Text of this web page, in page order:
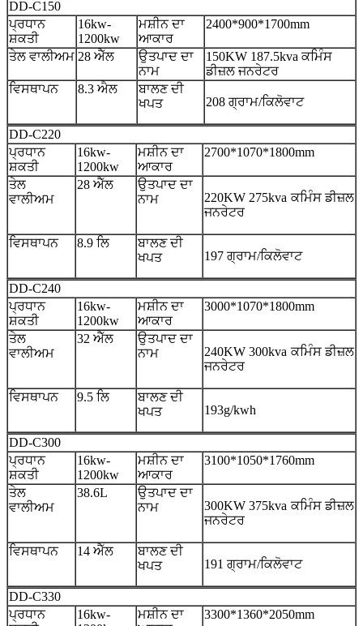
DD-C150
ਪ੍ਰਧਾਨ
ਸ਼ਕਤੀ
16kw-
1200kw
ਮਸ਼ੀਨ ਦਾ
ਆਕਾਰ
2400*900*1700mm
ਤੇਲ ਵਾਲੀਅਮ 28 ਐੱਲ
ਉਤਪਾਦ ਦਾ
ਨਾਮ
150KW 187.5kva ਕਮਿੰਸ
ਡੀਜ਼ਲ ਜਨਰੇਟਰ
ਵਿਸਥਾਪਨ
8.3 ਐਲ
ਬਾਲਣ ਦੀ
ਖਪਤ
208 ਗ੍ਰਾਮ/ਕਿਲੋਵਾਟ
DD-C220
ਪ੍ਰਧਾਨ
ਸ਼ਕਤੀ
16kw-
1200kw
ਮਸ਼ੀਨ ਦਾ
ਆਕਾਰ
2700*1070*1800mm
ਤੇਲ
ਵਾਲੀਅਮ
28 ਐੱਲ
ਉਤਪਾਦ ਦਾ
ਨਾਮ
220KW 275kva ਕਮਿੰਸ ਡੀਜ਼ਲ
ਜਨਰੇਟਰ
ਵਿਸਥਾਪਨ 8.9 ਲਿ
ਬਾਲਣ ਦੀ
ਖਪਤ
197 ਗ੍ਰਾਮ/ਕਿਲੋਵਾਟ
DD-C240
ਪ੍ਰਧਾਨ
ਸ਼ਕਤੀ
16kw-
1200kw
ਮਸ਼ੀਨ ਦਾ
ਆਕਾਰ
3000*1070*1800mm
ਤੇਲ
ਵਾਲੀਅਮ
32 ਐੱਲ
ਉਤਪਾਦ ਦਾ
ਨਾਮ
240KW 300kva ਕਮਿੰਸ ਡੀਜ਼ਲ
ਜਨਰੇਟਰ
ਵਿਸਥਾਪਨ 9.5 ਲਿ
ਬਾਲਣ ਦੀ
ਖਪਤ
193g/kwh
DD-C300
ਪ੍ਰਧਾਨ
ਸ਼ਕਤੀ
16kw-
1200kw
ਮਸ਼ੀਨ ਦਾ
ਆਕਾਰ
3100*1050*1760mm
ਤੇਲ
ਵਾਲੀਅਮ
38.6L
ਉਤਪਾਦ ਦਾ
ਨਾਮ
300KW 375kva ਕਮਿੰਸ ਡੀਜ਼ਲ
ਜਨਰੇਟਰ
ਵਿਸਥਾਪਨ 14 ਐੱਲ
ਬਾਲਣ ਦੀ
ਖਪਤ
191 ਗ੍ਰਾਮ/ਕਿਲੋਵਾਟ
DD-C330
ਪ੍ਰਧਾਨ
16kw-
ਮਸ਼ੀਨ ਦਾ
3300*1360*2050mm